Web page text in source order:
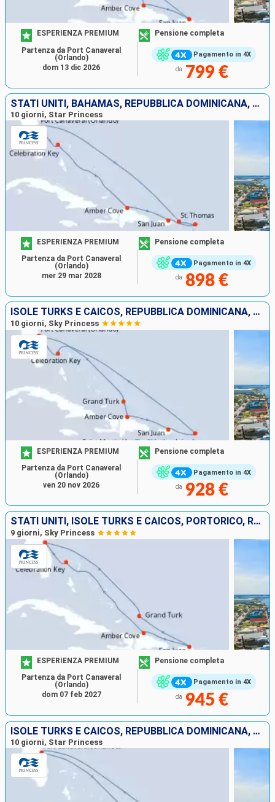
Pagamento in 4X
ESPERIENZA PREMIUM Pensione completa
da 799 €
Partenza da Port Canaveral
(Orlando)
dom 13 dic 2026
STATI UNITI, BAHAMAS, REPUBBLICA DOMINICANA, PORTORICO, SAINT MARTIN, SAINT THOMAS
10 giorni, Star Princess
Pagamento in 4X
ESPERIENZA PREMIUM Pensione completa
da 898 €
Partenza da Port Canaveral
(Orlando)
mer 29 mar 2028
ISOLE TURKS E CAICOS, REPUBBLICA DOMINICANA, PORTORICO, SAINT MARTIN, BAHAMAS, STATI UNITI
10 giorni, Sky Princess
Pagamento in 4X
ESPERIENZA PREMIUM Pensione completa
da 928 €
Partenza da Port Canaveral
(Orlando)
ven 20 nov 2026
STATI UNITI, ISOLE TURKS E CAICOS, PORTORICO, REPUBBLICA DOMINICANA, BAHAMAS
9 giorni, Sky Princess
Pagamento in 4X
ESPERIENZA PREMIUM Pensione completa
da 945 €
Partenza da Port Canaveral
(Orlando)
dom 07 feb 2027
ISOLE TURKS E CAICOS, REPUBBLICA DOMINICANA, PORTORICO, SAINT MARTIN, SAINT THOMAS, STATI UNITI
10 giorni, Star Princess